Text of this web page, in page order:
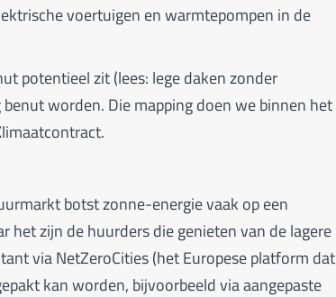
voertuigen en warmtepompen in de
potentieel zit (lees: lege daken zonder
worden. Die mapping doen we binnen het
botst zonne-energie vaak op een
het zijn de huurders die genieten van de lagere
via NetZeroCities (het Europese platform dat
kan worden, bijvoorbeeld via aangepaste